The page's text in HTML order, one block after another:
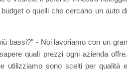
o quelli che cercano un auto di
bassi?" - Noi lavoriamo con un gran
quali prezzi ogni azienda offre.
utilizziamo sono scelti per qualità e